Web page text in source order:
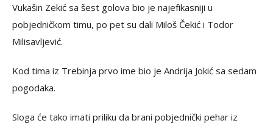
Vukašin Zekić sa šest golova bio je najefikasniji u
pobjedničkom timu, po pet su dali Miloš Čekić i Todor
Milisavljević.
Kod tima iz Trebinja prvo ime bio je Andrija Jokić sa sedam
pogodaka.
Sloga će tako imati priliku da brani pobjednički pehar iz